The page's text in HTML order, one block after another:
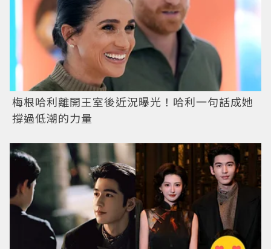
梅根哈利離開王室後近況曝光！哈利一句話成她
撐過低潮的力量